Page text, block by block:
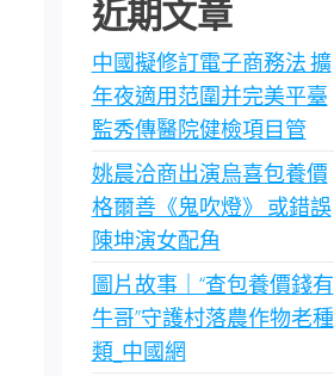
近期文章
中國擬修訂電子商務法 擴
年夜適用范圍并完美平臺
監秀傳醫院健檢項目管
姚晨洽商出演烏喜包養價
格爾善《鬼吹燈》 或錯誤
陳坤演女配角
圖片故事｜“查包養價錢有
牛哥”守護村落農作物老種
類_中國網